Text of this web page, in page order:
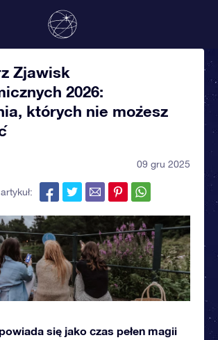
Zjawisk
2026:
których nie możesz
09 gru 2025
się jako czas pełen magii